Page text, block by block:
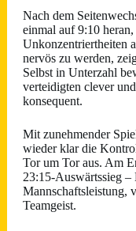
Nach dem
einmal auf 9:10
Unkonzentriertheiten
nervös zu werden,
Selbst in Unterzahl
verteidigten clever
konsequent.
Mit zunehmender
wieder klar die
Tor um Tor aus. Am
23:15-Auswärtssieg –
Mannschaftsleistung,
Teamgeist.